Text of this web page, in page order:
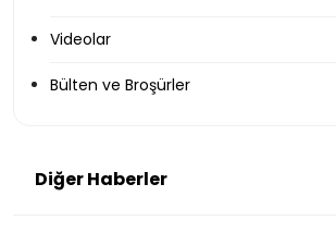
Videolar
Bülten ve Broşürler
Diğer Haberler